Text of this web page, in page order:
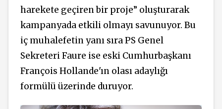
harekete geçiren bir proje” oluşturarak
kampanyada etkili olmayı savunuyor. Bu
iç muhalefetin yanı sıra PS Genel
Sekreteri Faure ise eski Cumhurbaşkanı
François Hollande'ın olası adaylığı
formülü üzerinde duruyor.